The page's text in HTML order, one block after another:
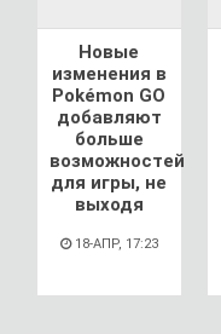
Новые
изменения в
Pokémon GO
добавляют
больше
возможностей
для игры, не
выходя
18-АПР, 17:23